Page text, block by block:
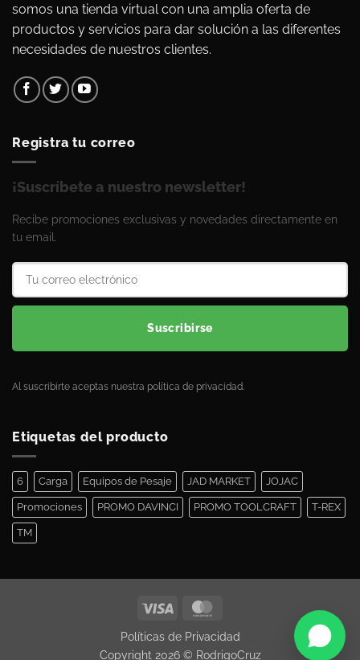
somos una tienda virtual con una amplia oferta de
productos y servicios para dar solución a las diferentes
necesidades de nuestros clientes.
Registra tu correo
¡Suscríbete a nuestro newsletter!
Recibe promociones exclusivas y novedades directamente en
tu email.
Suscribirse
Al suscribirte aceptas nuestra política de privacidad.
Etiquetas del producto
6 Carga Equipos de Pesaje JAD MARKET JOJAC
Promociones PROMO DAVINCI PROMO TOOLCRAFT T-REX
TM
Políticas de Privacidad
Copyright 2026 © RodrigoCruz
Te asesoramos